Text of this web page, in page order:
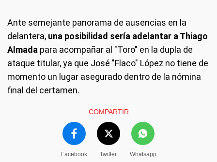
Ante semejante panorama de ausencias en la
delantera, una posibilidad sería adelantar a Thiago
Almada para acompañar al "Toro" en la dupla de
ataque titular, ya que José "Flaco" López no tiene de
momento un lugar asegurado dentro de la nómina
final del certamen.
COMPARTIR
Facebook Twitter Whatsapp